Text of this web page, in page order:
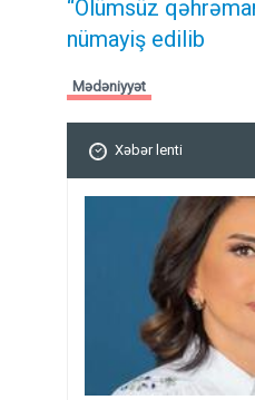
“Ölümsüz
nümayiş edilib
Mədəniyyət
Xəbər lenti